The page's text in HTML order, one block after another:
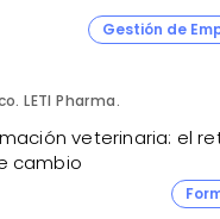
Gestión de
LETI Pharma.
veterinaria: el
cambio